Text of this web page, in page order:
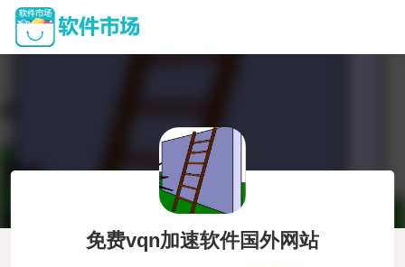
免费vqn加速软件国外网站